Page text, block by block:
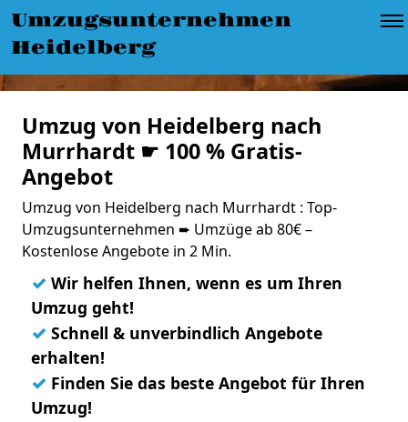
Umzugsunternehmen
Heidelberg
Umzug von Heidelberg nach
Murrhardt ☛ 100 % Gratis-
Angebot
Umzug von Heidelberg nach Murrhardt : Top-
Umzugsunternehmen ➨ Umzüge ab 80€ –
Kostenlose Angebote in 2 Min.
✓ Wir helfen Ihnen, wenn es um Ihren
Umzug geht!
✓ Schnell & unverbindlich Angebote
erhalten!
✓ Finden Sie das beste Angebot für Ihren
Umzug!